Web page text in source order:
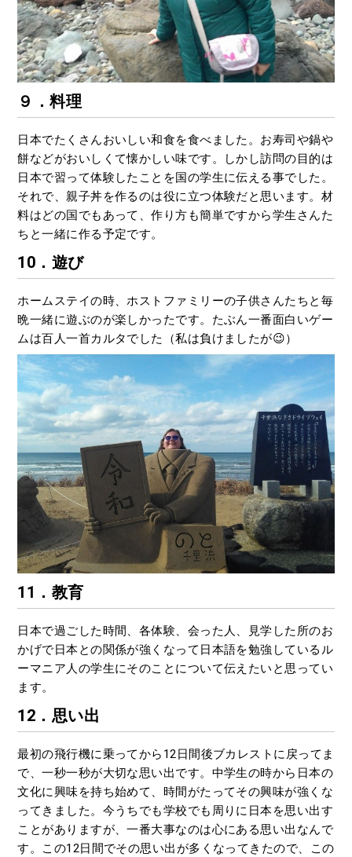
９．料理
日本でたくさんおいしい和食を食べました。お寿司や鍋や
餅などがおいしくて懐かしい味です。しかし訪問の目的は
日本で習って体験したことを国の学生に伝える事でした。
それで、親子丼を作るのは役に立つ体験だと思います。材
料はどの国でもあって、作り方も簡単ですから学生さんた
ちと一緒に作る予定です。
10．遊び
ホームステイの時、ホストファミリーの子供さんたちと毎
晩一緒に遊ぶのが楽しかったです。たぶん一番面白いゲー
ムは百人一首カルタでした（私は負けましたが😉）
11．教育
日本で過ごした時間、各体験、会った人、見学した所のお
かげで日本との関係が強くなって日本語を勉強しているル
ーマニア人の学生にそのことについて伝えたいと思ってい
ます。
12．思い出
最初の飛行機に乗ってから12日間後ブカレストに戻ってま
で、一秒一秒が大切な思い出です。中学生の時から日本の
文化に興味を持ち始めて、時間がたってその興味が強くな
ってきました。今うちでも学校でも周りに日本を思い出す
ことがありますが、一番大事なのは心にある思い出なんで
す。この12日間でその思い出が多くなってきたので、この